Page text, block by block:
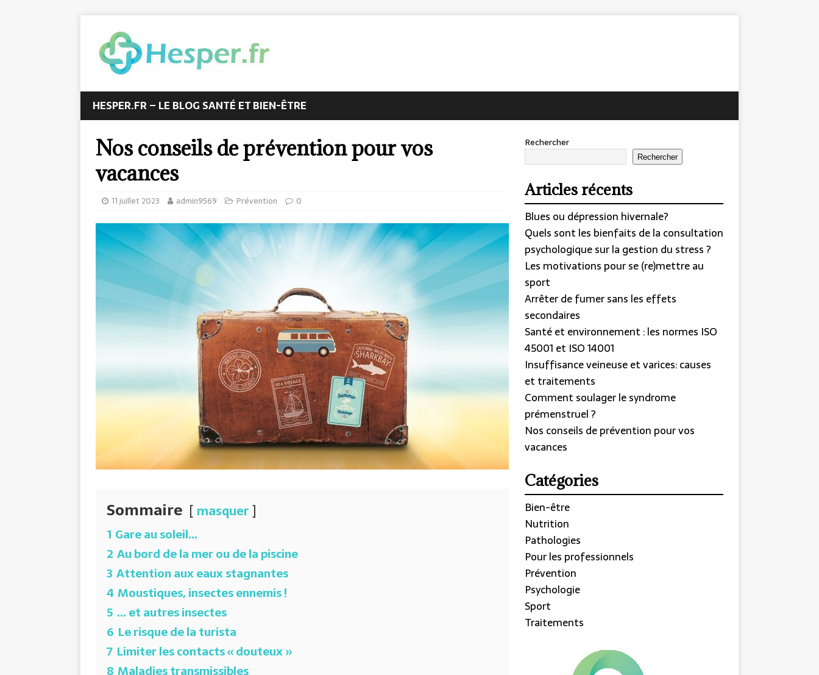
HESPER.FR – LE BLOG SANTÉ ET BIEN-ÊTRE
Nos conseils de prévention pour vos
vacances
11 juillet 2023 admin9569 Prévention 0
Sommaire masquer
1 Gare au soleil…
2 Au bord de la mer ou de la piscine
3 Attention aux eaux stagnantes
4Moustiques, insectes ennemis !
5 … et autres insectes
6 Le risque de la turista
7 Limiter les contacts « douteux »
8 Maladies transmissibles
Rechercher
Rechercher
Articles récents
Blues ou dépression hivernale?
Quels sont les bienfaits de la consultation
psychologique sur la gestion du stress ?
Les motivations pour se (re)mettre au
sport
Arrêter de fumer sans les effets
secondaires
Santé et environnement : les normes ISO
45001 et ISO 14001
Insuffisance veineuse et varices: causes
et traitements
Comment soulager le syndrome
prémenstruel ?
Nos conseils de prévention pour vos
vacances
Catégories
Bien-être
Nutrition
Pathologies
Pour les professionnels
Prévention
Psychologie
Sport
Traitements